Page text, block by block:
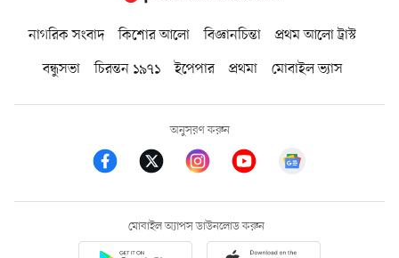
নাগরিক সংবাদ কিশোর আলো বিজ্ঞানচিন্তা
প্রথম আলো ট্রাস্ট
বন্ধুসভা
চিরন্তন ১৯৭১ ইপেপার প্রথমা মোবাইল ভ্যাস
অনুসরণ করুন
মোবাইল অ্যাপস ডাউনলোড করুন